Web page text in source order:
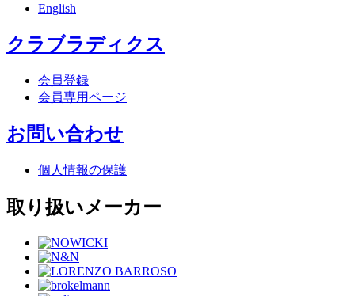
English
クラブラディクス
会員登録
会員専用ページ
お問い合わせ
個人情報の保護
取り扱いメーカー